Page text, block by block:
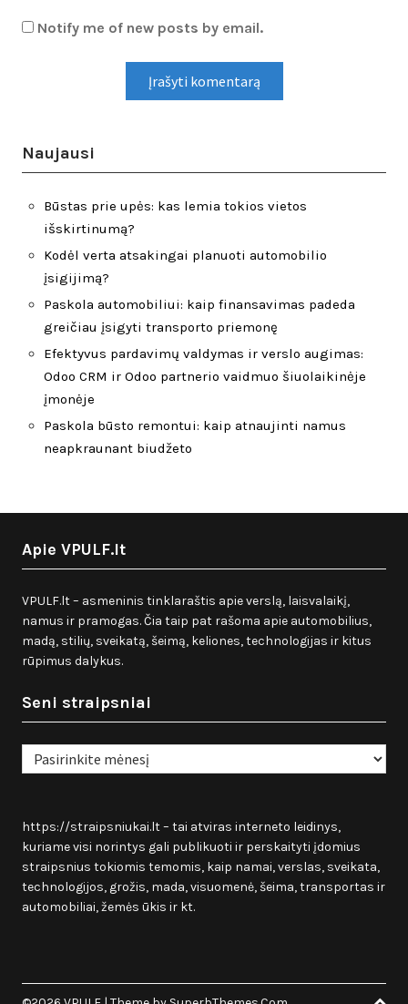
Notify me of new posts by email.
Naujausi
Būstas prie upės: kas lemia tokios vietos
išskirtinumą?
Kodėl verta atsakingai planuoti automobilio
įsigijimą?
Paskola automobiliui: kaip finansavimas padeda
greičiau įsigyti transporto priemonę
Efektyvus pardavimų valdymas ir verslo augimas:
Odoo CRM ir Odoo partnerio vaidmuo šiuolaikinėje
įmonėje
Paskola būsto remontui: kaip atnaujinti namus
neapkraunant biudžeto
Apie VPULF.lt
VPULF.lt – asmeninis tinklaraštis apie verslą, laisvalaikį,
namus ir pramogas. Čia taip pat rašoma apie automobilius,
madą, stilių, sveikatą, šeimą, keliones, technologijas ir kitus
rūpimus dalykus.
Seni straipsniai
Seni
straipsniai
https://straipsniukai.lt– tai atviras interneto leidinys,
kuriame visi norintys gali publikuoti ir perskaityti įdomius
straipsnius tokiomis temomis, kaip namai, verslas, sveikata,
technologijos, grožis, mada, visuomenė, šeima, transportas ir
automobiliai, žemės ūkis ir kt.